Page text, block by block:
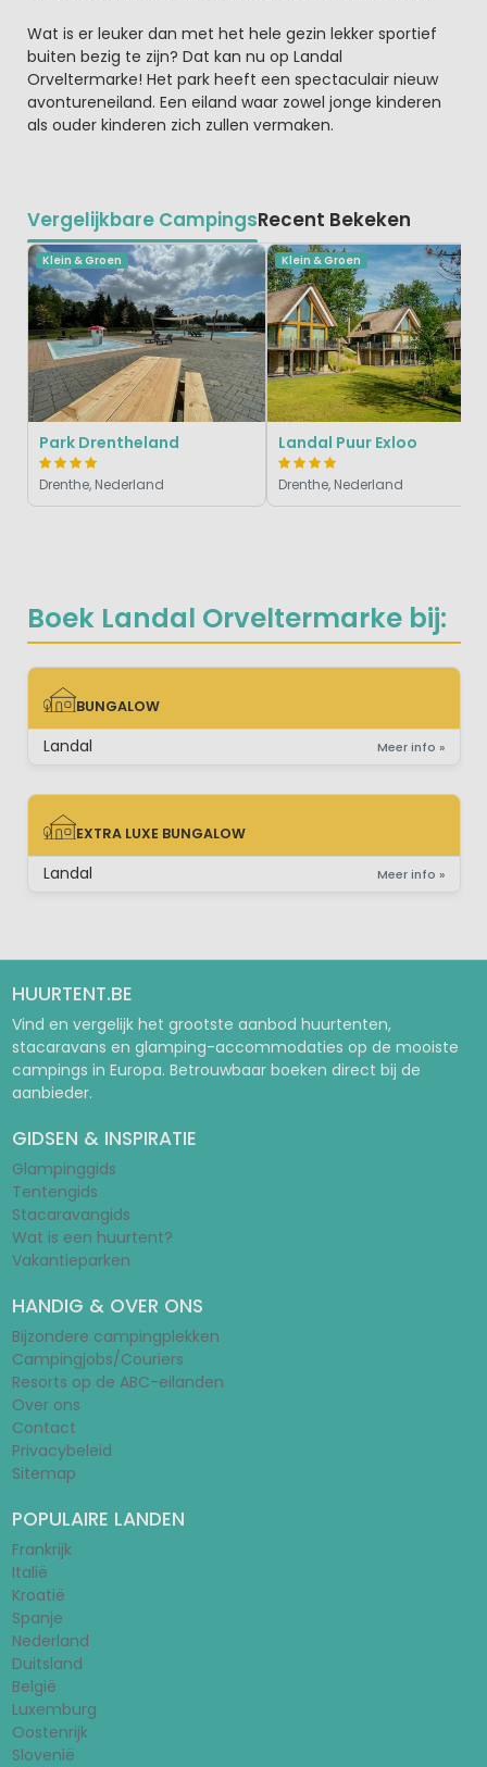
Boek Landal Orveltermarke bij:
BUNGALOW
BUNGALOW
Landal Meer info »
EXTRA LUXE BUNGALOW
EXTRA LUXE BUNGALOW
Landal Meer info »
Wat is er leuker dan met het hele gezin lekker sportief
buiten bezig te zijn? Dat kan nu op Landal
Orveltermarke! Het park heeft een spectaculair nieuw
avontureneiland. Een eiland waar zowel jonge kinderen
als ouder kinderen zich zullen vermaken.
Vergelijkbare CampingsRecent Bekeken
Klein & Groen
Park Drentheland
Drenthe, Nederland
Klein & Groen
Landal Puur Exloo
Drenthe, Nederland
HUURTENT.BE
Vind en vergelijk het grootste aanbod huurtenten,
stacaravans en glamping-accommodaties op de mooiste
campings in Europa. Betrouwbaar boeken direct bij de
aanbieder.
GIDSEN & INSPIRATIE
Glampinggids
Tentengids
Stacaravangids
Wat is een huurtent?
Vakantieparken
HANDIG & OVER ONS
Bijzondere campingplekken
Campingjobs/Couriers
Resorts op de ABC-eilanden
Over ons
Contact
Privacybeleid
Sitemap
POPULAIRE LANDEN
Frankrijk
Italië
Kroatië
Spanje
Nederland
Duitsland
België
Luxemburg
Oostenrijk
Slovenië